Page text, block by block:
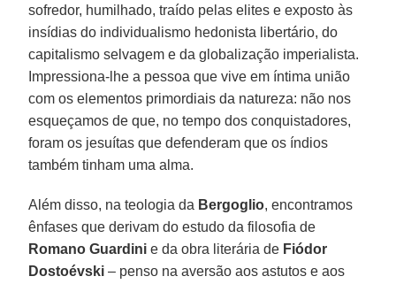
sofredor, humilhado, traído pelas elites e exposto às
insídias do individualismo hedonista libertário, do
capitalismo selvagem e da globalização imperialista.
Impressiona-lhe a pessoa que vive em íntima união
com os elementos primordiais da natureza: não nos
esqueçamos de que, no tempo dos conquistadores,
foram os jesuítas que defenderam que os índios
também tinham uma alma.
Além disso, na teologia da Bergoglio, encontramos
ênfases que derivam do estudo da filosofia de
Romano Guardini e da obra literária de Fiódor
Dostoévski – penso na aversão aos astutos e aos